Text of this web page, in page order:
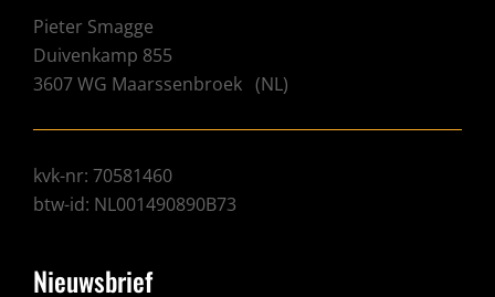
Pieter Smagge
Duivenkamp 855
3607 WG Maarssenbroek (NL)
kvk-nr: 70581460
btw-id: NL001490890B73
Nieuwsbrief